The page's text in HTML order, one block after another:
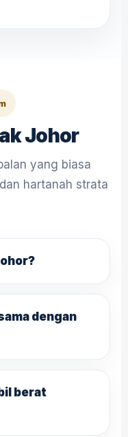
Johor
yang biasa
hartanah strata
dengan
berat